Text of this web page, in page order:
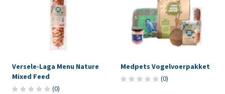
Versele-Laga Menu Nature
Mixed Feed
(0)
Medpets Vogelvoerpakket
(0)